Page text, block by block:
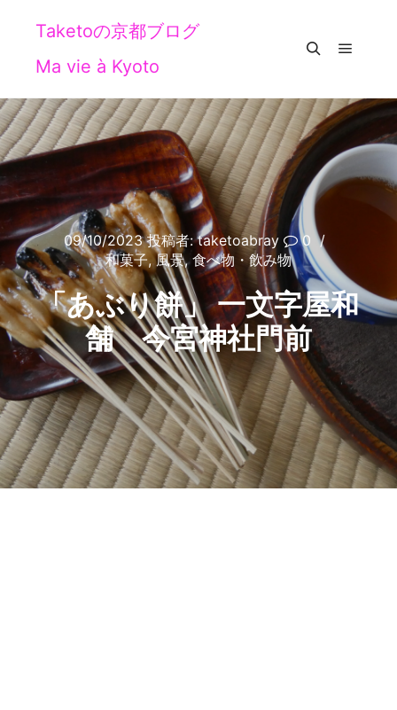
Taketoの京都ブログ
Ma vie à Kyoto
09/10/2023投稿者:taketoabray
0
和菓子,風景,食べ物・飲み物
「あぶり餅」 一文字屋和
舗 今宮神社門前